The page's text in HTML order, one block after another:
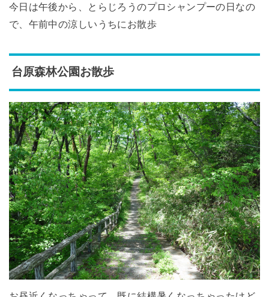
今日は午後から、とらじろうのプロシャンプーの日なの
で、午前中の涼しいうちにお散歩
台原森林公園お散歩